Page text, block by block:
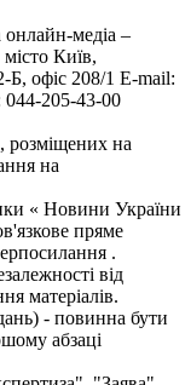
онлайн-медіа –
Київ,
офіс 208/1 E-mail:
044-205-43-00
розміщених на
на
« Новини України
пряме
.
від
матеріалів.
- повинна бути
абзаці